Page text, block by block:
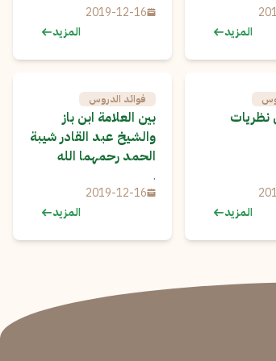
المزيد
2019-12-16
المزيد
نظريات
المزيد
فوائد الدروس
بين العلامة ابن باز
والشيخ عبد القادر شيبة
الحمد رحمهما الله
.
2019-12-16
المزيد